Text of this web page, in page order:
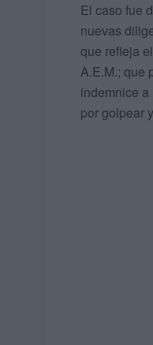
El caso fue
nuevas
que refleja
A.E.M.; que
indemnice
por golpear